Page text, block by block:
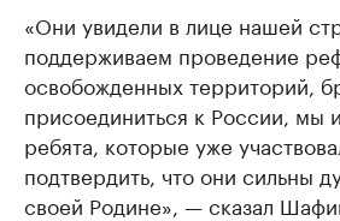
«Они увидели в лице нашей
поддерживаем проведение
освобожденных территорий,
присоединиться к России, мы
ребята, которые уже
подтвердить, что они сильны
своей Родине», — сказал